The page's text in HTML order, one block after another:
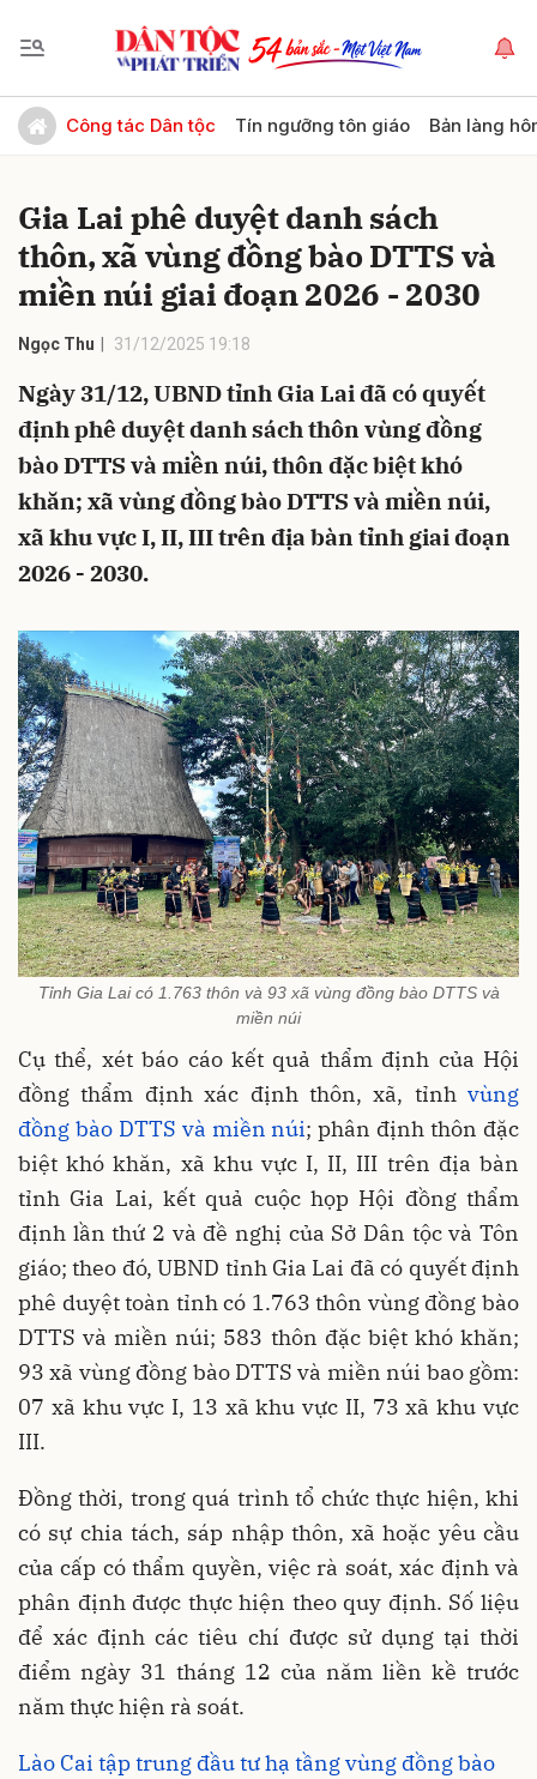
Công tác Dân tộc Tín ngưỡng tôn giáo Bản làng
Gia Lai phê duyệt danh sách
thôn, xã vùng đồng bào DTTS và
miền núi giai đoạn 2026 - 2030
Ngọc Thu 31/12/2025 19:18
Ngày 31/12, UBND tỉnh Gia Lai đã có quyết
định phê duyệt danh sách thôn vùng đồng
bào DTTS và miền núi, thôn đặc biệt khó
khăn; xã vùng đồng bào DTTS và miền núi,
xã khu vực I, II, III trên địa bàn tỉnh giai đoạn
2026 - 2030.
Tỉnh Gia Lai có 1.763 thôn và 93 xã vùng đồng bào DTTS và
miền núi
Cụ thể, xét báo cáo kết quả thẩm định của Hội
đồng thẩm định xác định thôn, xã, tỉnh vùng
đồng bào DTTS và miền núi; phân định thôn đặc
biệt khó khăn, xã khu vực I, II, III trên địa bàn
tỉnh Gia Lai, kết quả cuộc họp Hội đồng thẩm
định lần thứ 2 và đề nghị của Sở Dân tộc và Tôn
giáo; theo đó, UBND tỉnh Gia Lai đã có quyết định
phê duyệt toàn tỉnh có 1.763 thôn vùng đồng bào
DTTS và miền núi; 583 thôn đặc biệt khó khăn;
93 xã vùng đồng bào DTTS và miền núi bao gồm:
07 xã khu vực I, 13 xã khu vực II, 73 xã khu vực
III.
Đồng thời, trong quá trình tổ chức thực hiện, khi
có sự chia tách, sáp nhập thôn, xã hoặc yêu cầu
của cấp có thẩm quyền, việc rà soát, xác định và
phân định được thực hiện theo quy định. Số liệu
để xác định các tiêu chí được sử dụng tại thời
điểm ngày 31 tháng 12 của năm liền kề trước
năm thực hiện rà soát.
Lào Cai tập trung đầu tư hạ tầng vùng đồng bào
Gửi bình luận